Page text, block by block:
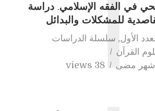
في الفقه الإسلامي. دراسة
للمشكلات والبدائل
الأول, سلسلة الدراسات
القرآن
38 viewsا